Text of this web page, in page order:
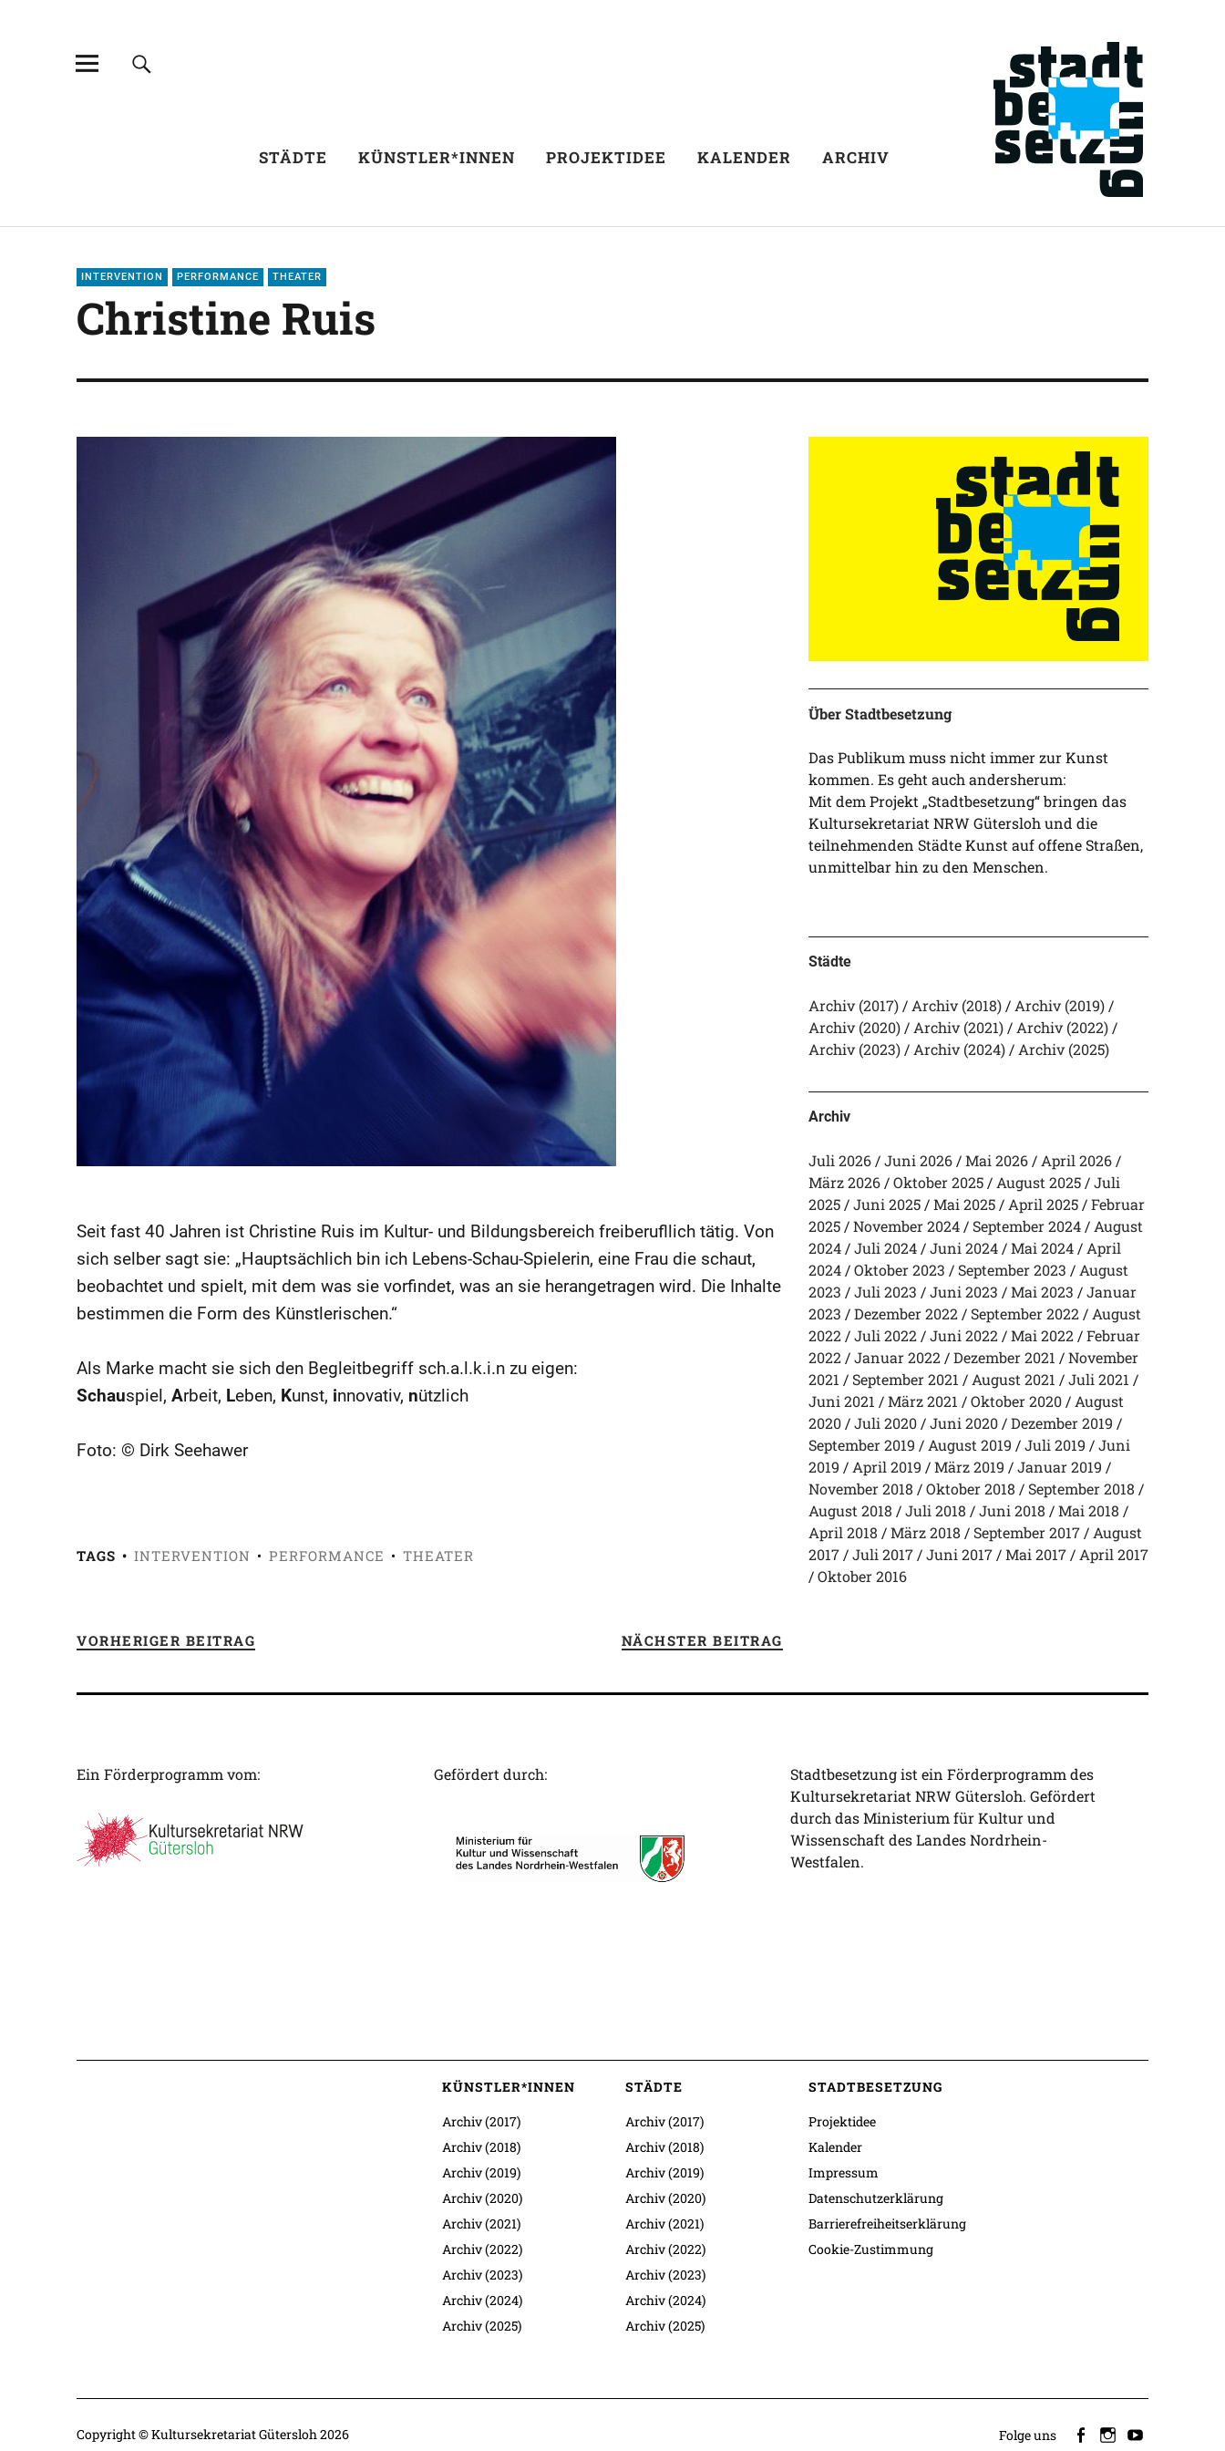
STÄDTE KÜNSTLER*INNEN PROJEKTIDEE KALENDER ARCHIV
INTERVENTION PERFORMANCE THEATER
Christine Ruis
Seit fast 40 Jahren ist Christine Ruis im Kultur- und Bildungsbereich freiberufllich tätig. Von
sich selber sagt sie: „Hauptsächlich bin ich Lebens-Schau-Spielerin, eine Frau die schaut,
beobachtet und spielt, mit dem was sie vorfindet, was an sie herangetragen wird. Die Inhalte
bestimmen die Form des Künstlerischen.“
Als Marke macht sie sich den Begleitbegriff sch.a.l.k.i.n zu eigen:
Schauspiel, Arbeit, Leben, Kunst, innovativ, nützlich
Foto: © Dirk Seehawer
TAGS INTERVENTION PERFORMANCE THEATER
VORHERIGER BEITRAG NÄCHSTER BEITRAG
Über Stadtbesetzung
Das Publikum muss nicht immer zur Kunst
kommen. Es geht auch andersherum:
Mit dem Projekt „Stadtbesetzung“ bringen das
Kultursekretariat NRW Gütersloh und die
teilnehmenden Städte Kunst auf offene Straßen,
unmittelbar hin zu den Menschen.
Städte
Archiv (2017) Archiv (2018)
Archiv (2019)
Archiv (2020)
Archiv (2021)
Archiv (2022)
Archiv (2023)
Archiv (2024) Archiv (2025)
Archiv
Juli 2026 Juni 2026 Mai 2026
April 2026
März 2026
Oktober 2025 August 2025
Juli
2025
Juni 2025 Mai 2025 April 2025
Februar
2025
November 2024 September 2024
August
2024
Juli 2024 Juni 2024 Mai 2024
April
2024
Oktober 2023 September 2023
August
2023
Juli 2023 Juni 2023 Mai 2023
Januar
2023
Dezember 2022 September 2022
August
2022
Juli 2022 Juni 2022 Mai 2022
Februar
2022
Januar 2022 Dezember 2021
November
2021
September 2021 August 2021
Juli 2021
Juni 2021
März 2021 Oktober 2020
August
2020
Juli 2020 Juni 2020
Dezember 2019
September 2019
August 2019 Juli 2019
Juni
2019
April 2019 März 2019
Januar 2019
November 2018
Oktober 2018
September 2018
August 2018
Juli 2018 Juni 2018
Mai 2018
April 2018
März 2018 September 2017
August
2017
Juli 2017 Juni 2017 Mai 2017
April 2017
Oktober 2016
Ein Förderprogramm vom: Gefördert durch:
Stadtbesetzung ist ein Förderprogramm des
Kultursekretariat NRW Gütersloh. Gefördert
durch das Ministerium für Kultur und
Wissenschaft des Landes Nordrhein-
Westfalen.
KÜNSTLER*INNEN
Archiv (2017)
Archiv (2018)
Archiv (2019)
Archiv (2020)
Archiv (2021)
Archiv (2022)
Archiv (2023)
Archiv (2024)
Archiv (2025)
STÄDTE
Archiv (2017)
Archiv (2018)
Archiv (2019)
Archiv (2020)
Archiv (2021)
Archiv (2022)
Archiv (2023)
Archiv (2024)
Archiv (2025)
STADTBESETZUNG
Projektidee
Kalender
Impressum
Datenschutzerklärung
Barrierefreiheitserklärung
Cookie-Zustimmung
Copyright © Kultursekretariat Gütersloh 2026 Folge uns